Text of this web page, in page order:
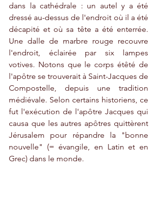
dans la cathédrale : un autel y a été
dressé au-dessus de l'endroit où il a été
décapité et où sa tête a été enterrée.
Une dalle de marbre rouge recouvre
l'endroit, éclairée par six lampes
votives. Notons que le corps étêté de
l'apôtre se trouverait à Saint-Jacques de
Compostelle, depuis une tradition
médiévale. Selon certains historiens, ce
fut l'exécution de l'apôtre Jacques qui
causa que les autres apôtres quittèrent
Jérusalem pour répandre la "bonne
nouvelle" (= évangile, en Latin et en
Grec) dans le monde.